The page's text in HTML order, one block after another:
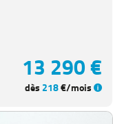
13 290 €
dès 218€/mois